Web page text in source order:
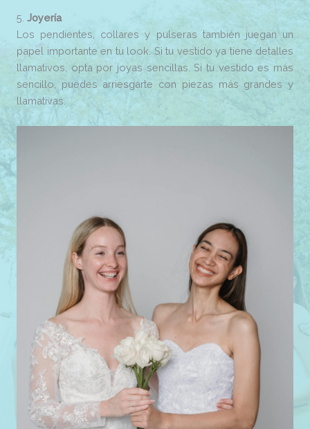
5. Joyería
Los pendientes, collares y pulseras también juegan un
papel importante en tu look. Si tu vestido ya tiene detalles
llamativos, opta por joyas sencillas. Si tu vestido es más
sencillo, puedes arriesgarte con piezas más grandes y
llamativas.